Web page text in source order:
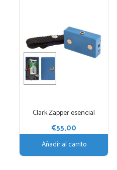
Clark Zapper esencial
€55,00
Añadir al carrito